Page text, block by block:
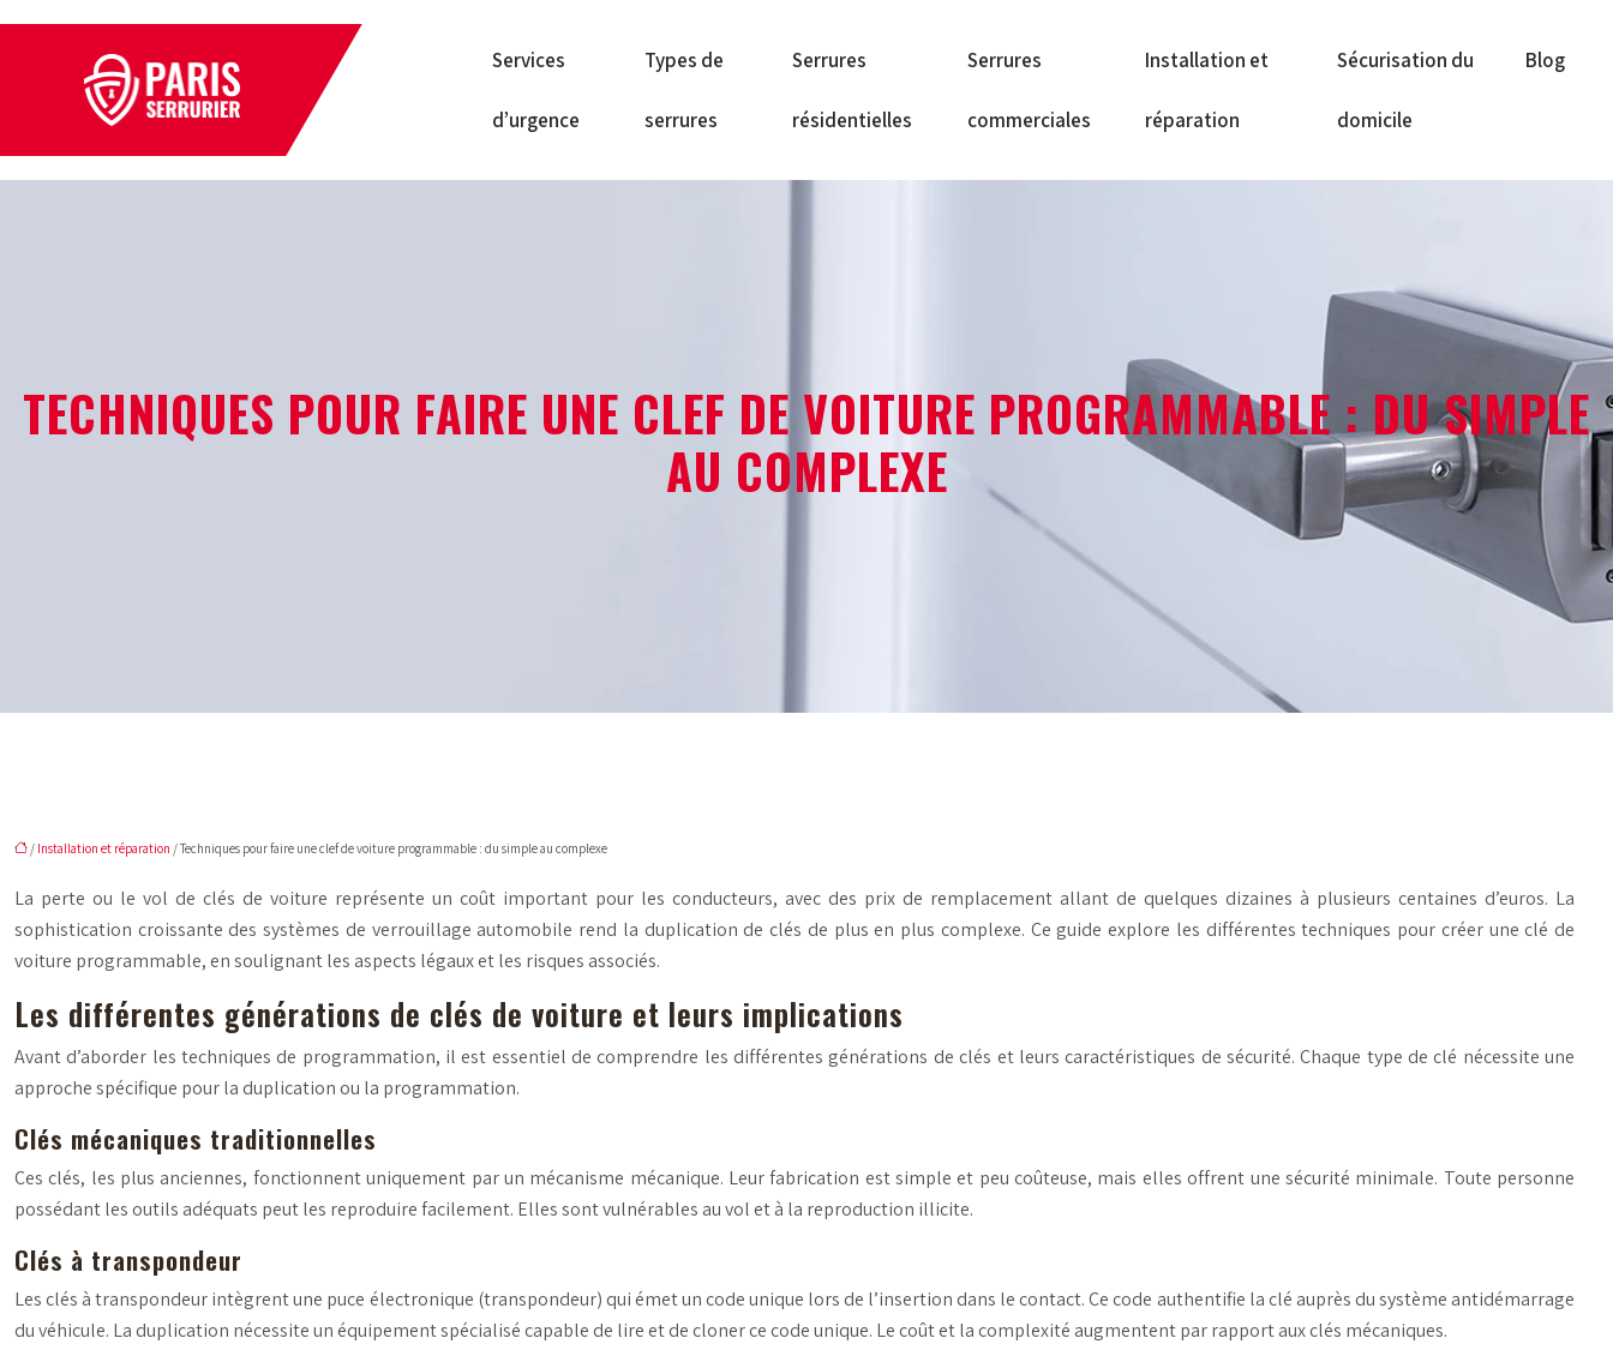
Services
d’urgence
Types de
serrures
Serrures
résidentielles
Serrures
commerciales
Installation et
réparation
Sécurisation du
domicile
Blog
TECHNIQUES POUR FAIRE UNE CLEF DE VOITURE PROGRAMMABLE : DU SIMPLE
AU COMPLEXE
/ Installation et réparation / Techniques pour faire une clef de voiture programmable : du simple au complexe
La perte ou le vol de clés de voiture représente un coût important pour les conducteurs, avec des prix de remplacement allant de quelques dizaines à plusieurs centaines d’euros. La
sophistication croissante des systèmes de verrouillage automobile rend la duplication de clés de plus en plus complexe. Ce guide explore les différentes techniques pour créer une clé de
voiture programmable, en soulignant les aspects légaux et les risques associés.
Les différentes générations de clés de voiture et leurs implications
Avant d’aborder les techniques de programmation, il est essentiel de comprendre les différentes générations de clés et leurs caractéristiques de sécurité. Chaque type de clé nécessite une
approche spécifique pour la duplication ou la programmation.
Clés mécaniques traditionnelles
Ces clés, les plus anciennes, fonctionnent uniquement par un mécanisme mécanique. Leur fabrication est simple et peu coûteuse, mais elles offrent une sécurité minimale. Toute personne
possédant les outils adéquats peut les reproduire facilement. Elles sont vulnérables au vol et à la reproduction illicite.
Clés à transpondeur
Les clés à transpondeur intègrent une puce électronique (transpondeur) qui émet un code unique lors de l’insertion dans le contact. Ce code authentifie la clé auprès du système antidémarrage
du véhicule. La duplication nécessite un équipement spécialisé capable de lire et de cloner ce code unique. Le coût et la complexité augmentent par rapport aux clés mécaniques.